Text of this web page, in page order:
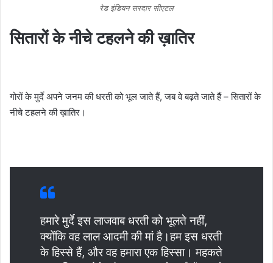
रेड इंडियन सरदार सीएटल
सितारों के नीचे टहलने की ख़ातिर
गोरों के मुर्दे अपने जनम की धरती को भूल जाते हैं, जब वे बढ़ते जाते हैं – सितारों के
नीचे टहलने की ख़ातिर।
हमारे मुर्दे इस लाजवाब धरती को भूलते नहीं,
क्योंकि वह लाल आदमी की मां है।हम इस धरती
के हिस्से हैं, और वह हमारा एक हिस्सा। महकते